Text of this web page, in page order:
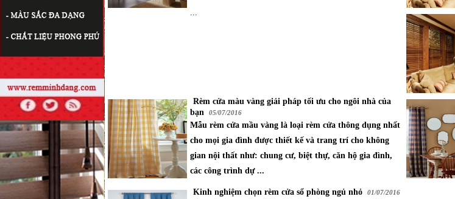
...
Rèm cửa màu vàng giải pháp tối ưu cho ngôi nhà của
bạn
05/07/2016
Mẫu rèm cửa mầu vàng là loại rèm cửa thông dụng nhất
cho mọi gia đình được thiết kế và trang trí cho không
gian nội thất như: chung cư, biệt thự, căn hộ gia đình,
các công trình dự ...
Kinh nghiệm chọn rèm cửa sổ phòng ngủ nhỏ 01/07/2016